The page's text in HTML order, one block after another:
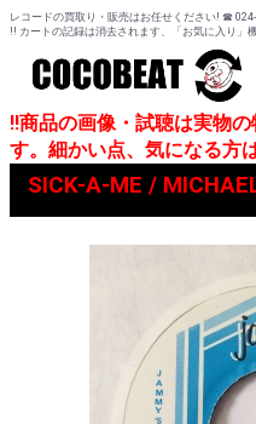
レコードの買取り・販売はお任せください! ☎
!! カートの記録は消去されます、「お気に入り」
!!商品の画像・試聴は実物
す。細かい点、気になる方
SICK-A-ME /